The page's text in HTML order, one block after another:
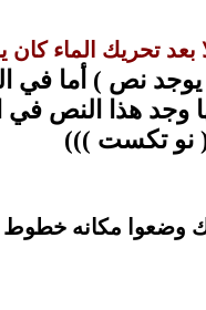
بعد تحريك الماء
نص ) أما في
هذا النص في
( نو تكست )))
وضعوا مكانه خطوط